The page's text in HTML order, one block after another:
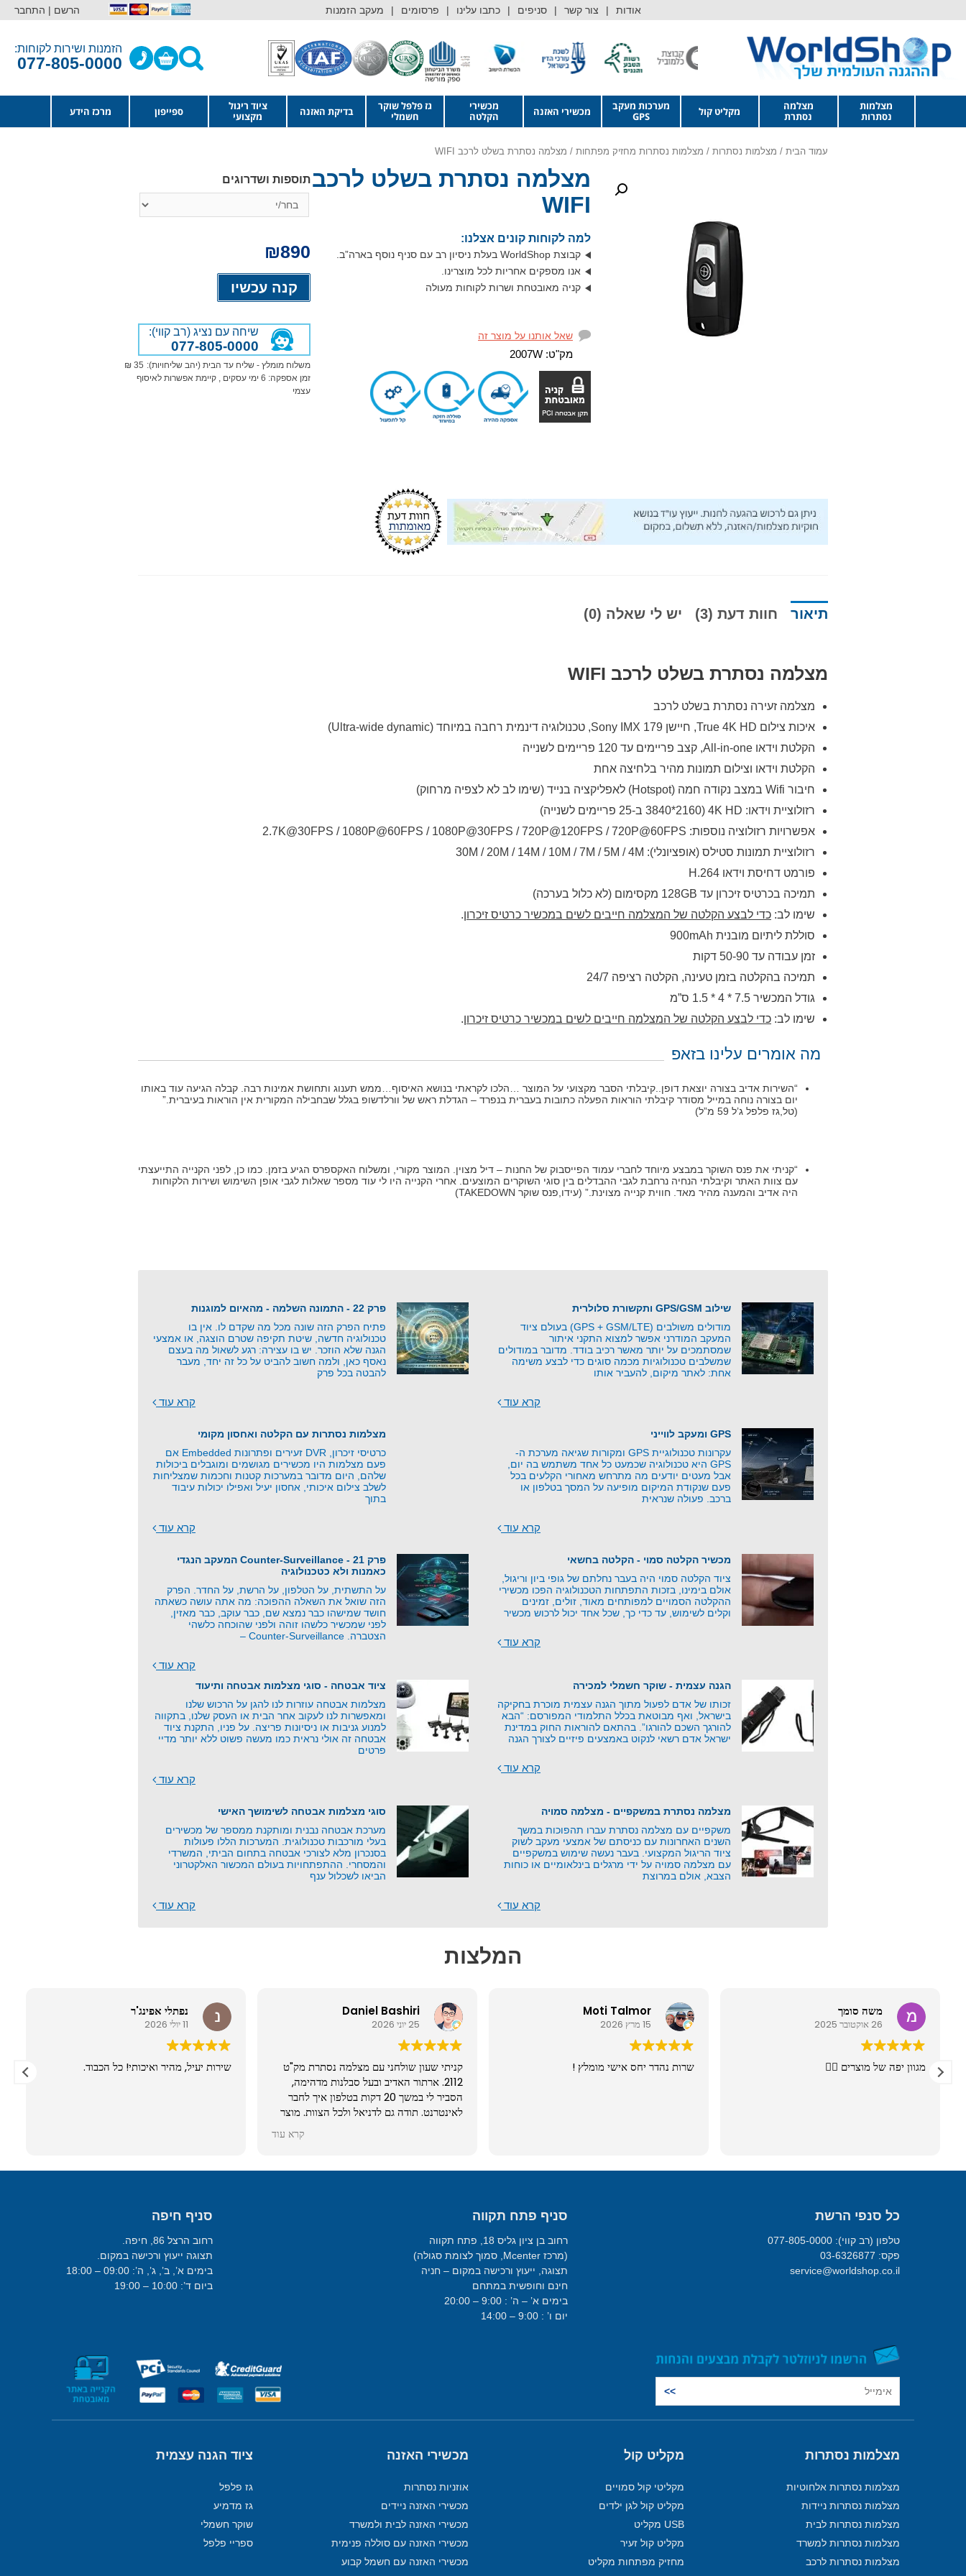
אודות צור קשר סניפים כתבו עלינו פרסומים מעקב הזמנות הרשם | התחבר
הזמנות ושירות לקוחות:
077-805-0000
מצלמות
נסתרות
מצלמה
נסתרת
מקליט קול
מערכות מעקב
GPS
מכשירי האזנה
מכשירי
הקלטה
גז פלפל שוקר
חשמלי
בדיקת האזנה
ציוד ריגול
מקצועי
ספייפון מרכז הידע
עמוד הבית / מצלמות נסתרות / מצלמות נסתרות מחזיק מפתחות / מצלמה נסתרת בשלט לרכב WIFI
מצלמה נסתרת בשלט לרכב
WIFI
למה לקוחות קונים אצלנו:
קבוצת WorldShop בעלת ניסיון רב עם סניף נוסף בארה”ב.
אנו מספקים אחריות לכל מוצרינו.
קניה מאובטחת ושרות לקוחות מעולה
שאל אותנו על מוצר זה
מק"ט: 2007W
תוספות ושדרוגים
₪890
קנה עכשיו
שיחה עם נציג (רב קווי):
077-805-0000
משלוח מומלץ - שליח עד הבית (יהב שליחויות): 35 ₪
זמן אספקה: 6 ימי עסקים , קיימת אפשרות לאיסוף
עצמי
תיאור חוות דעת (3) יש לי שאלה (0)
מצלמה נסתרת בשלט לרכב WIFI
מצלמה זעירה נסתרת בשלט לרכב
איכות צילום True 4K HD, חיישן Sony IMX 179, טכנולוגיה דינמית רחבה במיוחד (Ultra-wide dynamic)
הקלטת וידאו All-in-one, קצב פריימים עד 120 פריימים לשנייה
הקלטת וידאו וצילום תמונות מהיר בלחיצה אחת
חיבור Wifi במצב נקודה חמה (Hotspot) לאפליקציה בנייד (שימו לב לא לצפיה מרחוק)
רזולוציית וידאו: 4K HD (3840*2160 ב-25 פריימים לשנייה)
אפשרויות רזולוציה נוספות: 2.7K@30FPS / 1080P@60FPS / 1080P@30FPS / 720P@120FPS / 720P@60FPS
רזולוציית תמונות סטילס (אופציונלי): 30M / 20M / 14M / 10M / 7M / 5M / 4M
פורמט דחיסת וידאו H.264
תמיכה בכרטיס זיכרון עד 128GB מקסימום (לא כלול בערכה)
שימו לב: כדי לבצע הקלטה של המצלמה חייבים לשים במכשיר כרטיס זיכרון.
סוללת ליתיום מובנית 900mAh
זמן עבודה עד 50-90 דקות
תמיכה בהקלטה בזמן טעינה, הקלטה רציפה 24/7
גודל המכשיר 7.5 * 4 * 1.5 ס”מ
שימו לב: כדי לבצע הקלטה של המצלמה חייבים לשים במכשיר כרטיס זיכרון.
מה אומרים עלינו בזאפ
“השירות אדיב בצורה יוצאת דופן..קיבלתי הסבר מקצועי על המוצר …הלכו לקראתי בנושא האיסוף…ממש תענוג ותחושת אמינות רבה. קבלה הגיעה עוד באותו
יום בצורה נוחה במייל מסודר קיבלתי הוראות הפעלה כתובות בעברית בנפרד – הגדלת ראש של וורלדשופ בגלל שבחבילה המקורית אין הוראות בעיברית.”
(טל,גז פלפל ג’ל 59 מ”ל)
“קניתי את פנס השוקר במבצע מיוחד לחברי עמוד הפייסבוק של החנות – דיל מצוין. המוצר מקורי, ומשלוח האקספרס הגיע בזמן. כמו כן, לפני הקנייה התייעצתי
עם צוות האתר וקיבלתי הנחיה נרחבת לגבי ההבדלים בין סוגי השוקרים המוצעים. אחרי הקנייה היו לי עוד מספר שאלות לגבי אופן השימוש ושירות הלקוחות
היה אדיב והמענה מהיר מאד. חווית קנייה מצוינת.” (עידו,פנס שוקר TAKEDOWN)
שילוב GPS/GSM ותקשורת סלולרית
מודולים משולבים (GPS + GSM/LTE) בעולם ציוד
המעקב המודרני אפשר למצוא התקני איתור
שמסתמכים על יותר מאשר רכיב בודד. מדובר במודולים
שמשלבים טכנולוגיות מכמה סוגים כדי לבצע משימה
אחת: לאתר מיקום, להעביר אותו
קרא עוד
פרק 22 - התמונה השלמה - מהאיום למוגנות
פתיח הפרק הזה שונה מכל מה שקדם לו. אין בו
טכנולוגיה חדשה, שיטת תקיפה שטרם הוצגה, או אמצעי
הגנה שלא הוזכר. יש בו עצירה: רגע לשאול מה בעצם
נאסף כאן, ולמה חשוב להביט על כל זה יחד, מעבר
להבטה בכל פרק
קרא עוד
GPS ומעקב לווייני
עקרונות טכנולוגיית GPS ומקורות שגיאה מערכת ה-
GPS היא טכנולוגיה שכמעט כל אחד משתמש בה יום,
אבל מעטים יודעים מה מתרחש מאחורי הקלעים בכל
פעם שנקודת המיקום מופיעה על המסך בטלפון או
ברכב. פעולה שנראית
קרא עוד
מצלמות נסתרות עם הקלטה ואחסון מקומי
כרטיסי זיכרון, DVR זעירים ופתרונות Embedded אם
פעם מצלמות היו מכשירים מגושמים ומוגבלים ביכולות
שלהם, היום מדובר במערכות קטנות וחכמות שמצליחות
לשלב צילום איכותי, אחסון יעיל ואפילו יכולות עיבוד
בתוך
קרא עוד
מכשיר הקלטה סמוי - הקלטה בחשאי
ציוד הקלטה סמוי היה בעבר נחלתם של גופי ביון וריגול,
אולם בימינו, בזכות התפתחות הטכנולוגיה הפכו מכשירי
ההקלטה הסמויים למפותחים מאוד, זולים, זמינים
וקלים לשימוש, עד כדי כך, שכל אחד יכול לרכוש מכשיר
קרא עוד
פרק 21 - Counter-Surveillance המעקב הנגדי
כאמנות ולא כטכנולוגיה
על התשתית, על הטלפון, על הרשת, על החדר. הפרק
הזה שואל את השאלה ההפוכה: מה אתה עושה כשאתה
חושד שמישהו כבר נמצא שם, כבר עוקב, כבר מאזין,
לפני שמכשיר כלשהו זוהה ולפני שהוכחה כלשהי
הצטברה. Counter-Surveillance –
קרא עוד
הגנה עצמית - שוקר חשמלי למכירה
זכותו של אדם לפעול מתוך הגנה עצמית מוכרת בחקיקה
בישראל, ואף מבוטאת בכלל התלמודי המפורסם: “הבא
להורגך השכם להורגו”. בהתאם להוראות החוק במדינת
ישראל אדם רשאי לנקוט באמצעים פיזיים לצורך הגנה
קרא עוד
ציוד אבטחה - סוגי מצלמות אבטחה ותיעוד
מצלמות אבטחה עוזרות לנו להגן על הרכוש שלנו
ומאפשרות לנו לעקוב אחר הבית או העסק שלנו, בתקווה
למנוע גניבות או ניסיונות פריצה. על פניו, התקנת ציוד
אבטחה זה אולי נראית כמו מעשה פשוט ללא יותר מדיי
פרטים
קרא עוד
מצלמה נסתרת במשקפיים - מצלמה סמויה
משקפיים עם מצלמה נסתרת עברו תהפוכות במשך
השנים האחרונות עם כניסתם של אמצעי מעקב לשוק
ציוד הריגול המקצועי. בעבר נעשה שימוש במשקפיים
עם מצלמה סמויה על ידי מרגלים בינלאומיים או כוחות
הצבא, אולם במרוצת
קרא עוד
סוגי מצלמות אבטחה לשימושך האישי
מערכת אבטחה נבנית ומותקנת ממספר של מכשירים
בעלי מורכבות טכנולוגית. המערכות הללו פעולות
בסנכרון מלא לצורכי אבטחה בתחום הביתי, המשרדי
והמסחרי. ההתפתחויות בעולם המכשור האלקטרוני
הביאו לשכלול ענף
קרא עוד
המלצות
נפתלי אפינג'ר
11 יולי 2026
שירות יעיל, מהיר ואיכותי! כל הכבוד.
Daniel Bashiri
25 יוני 2026
קניתי שעון שולחני עם מצלמה נסתרת מק"ט
2112. ארתור האדיב ובעל סבלנות מדהימה,
הסביר לי במשך 20 דקות בטלפון איך לחבר
לאינטרנט. תודה גם לדניאל ולכל הצוות. מוצר
קרא עוד
Moti Talmor
15 מרץ 2026
שרות נהדר יחס אישי מומלץ !
משה סומך
26 אוקטובר 2025
מגוון יפה של מוצרים 👍🏼
כל סנפי הרשת
טלפון (רב קווי): 077-805-0000
פקס: 03-6326877
service@worldshop.co.il
סניף פתח תקווה
רחוב בן ציון גליס 18, פתח תקווה
(מרכז Mcenter, סמוך לצומת סגולה)
תצוגה, ייעוץ ורכישה במקום – חניה
חינם וחופשית במתחם
בימים א’ – ה’ : 9:00 – 20:00
יום ו’ : 9:00 – 14:00
סניף חיפה
רחוב הרצל 86, חיפה.
תצוגה ייעוץ ורכישה במקום.
בימים א’, ב’, ג’, ה’: 09:00 – 18:00
ביום ד’: 10:00 – 19:00
מצלמות נסתרות
מצלמות נסתרות אלחוטיות
מצלמות נסתרות ניידות
מצלמות נסתרות לבית
מצלמות נסתרות למשרד
מצלמות נסתרות לרכב
מקליט קול
מקליטי קול סמויים
מקליט קול לגן ילדים
USB מקליט
מקליט קול זעיר
מחזיק מפתחות מקליט
מכשירי האזנה
אוזניות נסתרות
מכשירי האזנה ניידים
מכשירי האזנה לבית ולמשרד
מכשירי האזנה עם סוללה פנימית
מכשירי האזנה עם חשמל קבוע
ציוד הגנה עצמית
גז פלפל
גז מדמיע
שוקר חשמלי
ספריי פלפל